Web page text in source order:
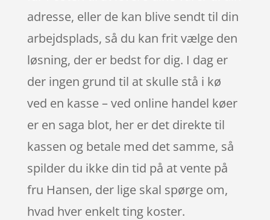
adresse, eller de kan blive sendt til din
arbejdsplads, så du kan frit vælge den
løsning, der er bedst for dig. I dag er
der ingen grund til at skulle stå i kø
ved en kasse – ved online handel køer
er en saga blot, her er det direkte til
kassen og betale med det samme, så
spilder du ikke din tid på at vente på
fru Hansen, der lige skal spørge om,
hvad hver enkelt ting koster.